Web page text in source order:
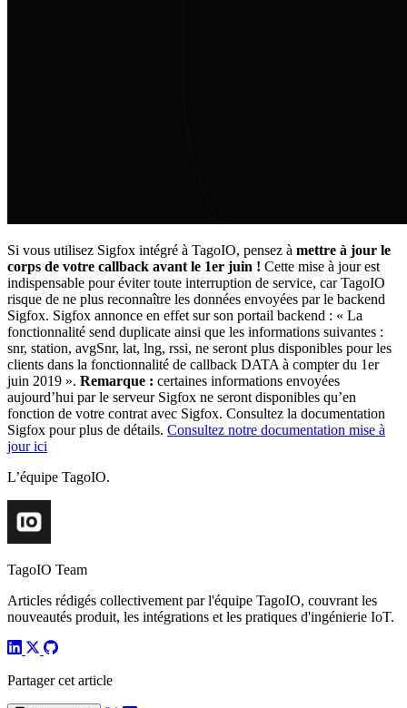
Si vous utilisez Sigfox intégré à TagoIO, pensez à mettre à jour le
corps de votre callback avant le 1er juin ! Cette mise à jour est
indispensable pour éviter toute interruption de service, car TagoIO
risque de ne plus reconnaître les données envoyées par le backend
Sigfox. Sigfox annonce en effet sur son portail backend : « La
fonctionnalité send duplicate ainsi que les informations suivantes :
snr, station, avgSnr, lat, lng, rssi, ne seront plus disponibles pour les
clients dans la fonctionnalité de callback DATA à compter du 1er
juin 2019 ». Remarque : certaines informations envoyées
aujourd’hui par le serveur Sigfox ne seront disponibles qu’en
fonction de votre contrat avec Sigfox. Consultez la documentation
Sigfox pour plus de détails. Consultez notre documentation mise à
jour ici
L’équipe TagoIO.
TagoIO Team
Articles rédigés collectivement par l'équipe TagoIO, couvrant les
nouveautés produit, les intégrations et les pratiques d'ingénierie IoT.
Partager cet article